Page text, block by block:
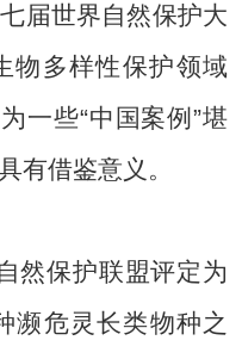
届世界自然保护大
物多样性保护领域
一些“中国案例”堪
有借鉴意义。
保护联盟评定为
濒危灵长类物种之